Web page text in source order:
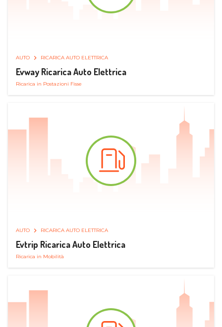
AUTO RICARICA AUTO ELETTRICA
Evway Ricarica Auto Elettrica
Ricarica in Postazioni Fisse
AUTO RICARICA AUTO ELETTRICA
Evtrip Ricarica Auto Elettrica
Ricarica in Mobilità